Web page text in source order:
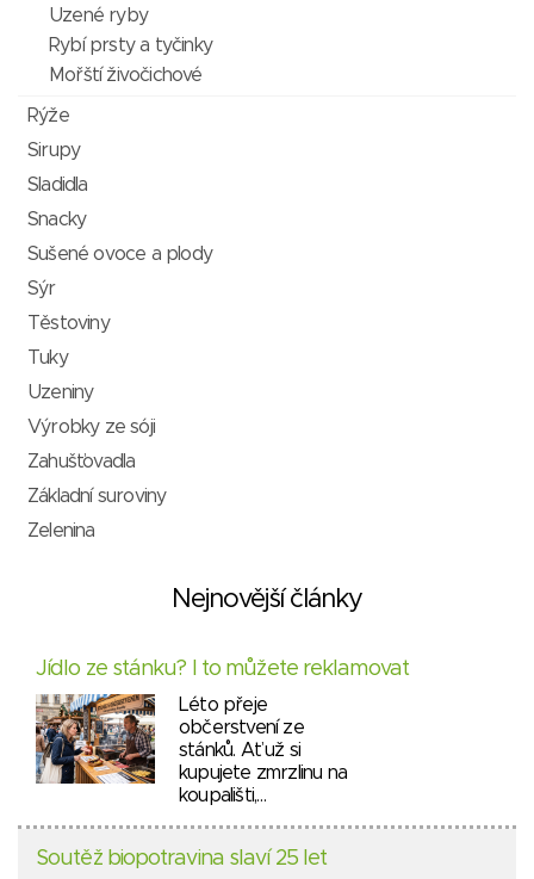
Uzené ryby
Rybí prsty a tyčinky
Mořští živočichové
Rýže
Sirupy
Sladidla
Snacky
Sušené ovoce a plody
Sýr
Těstoviny
Tuky
Uzeniny
Výrobky ze sóji
Zahušťovadla
Základní suroviny
Zelenina
Nejnovější články
Jídlo ze stánku? I to můžete reklamovat
Léto přeje
občerstvení ze
stánků. Ať už si
kupujete zmrzlinu na
koupališti,…
Soutěž biopotravina slaví 25 let